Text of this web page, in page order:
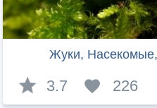
Жуки,
3.7 226